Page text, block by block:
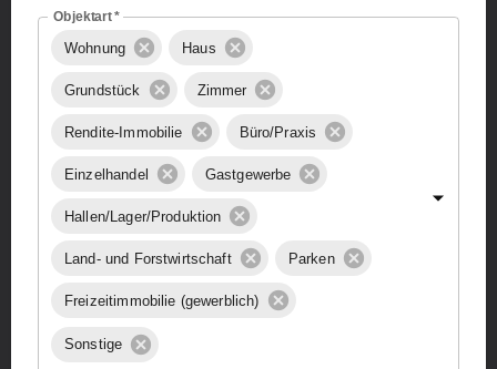
Objektart*
Wohnung Haus
Grundstück Zimmer
Rendite-Immobilie Büro/Praxis
Einzelhandel Gastgewerbe
Hallen/Lager/Produktion
Land- und Forstwirtschaft Parken
Freizeitimmobilie (gewerblich)
Sonstige